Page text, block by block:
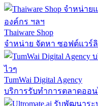
Thaiware Shop
จำหน่าย จัดหา ซอฟต์แวร์
TumWai Digital Agency
บริการรับทำการตลาดออ